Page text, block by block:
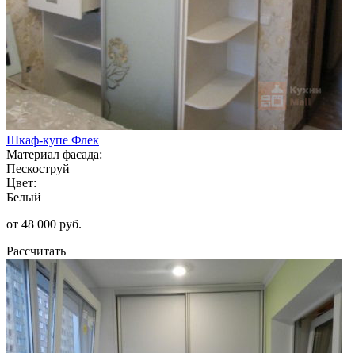
Шкаф-купе Флек
Материал фасада:
Пескоструй
Цвет:
Белый
от 48 000 руб.
Рассчитать